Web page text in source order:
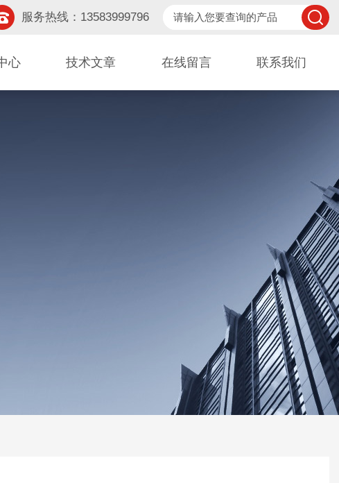
服务热线：13583999796
心 技术文章 在线留言 联系我们